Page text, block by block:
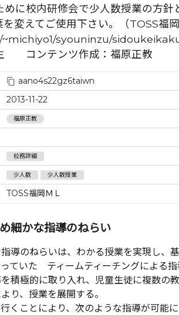
に校内研修会で少人数授業の方
を変えてご使用下さい。（TOSS福
syouninzu/
コンテンツ作成：福原正教
aano4s22gz6taiwn
2013-11-22
福原正教
校務詳細
少人数 少人数授業
TOSS福岡ＭＬ
細かな指導のねらい
導のねらいは、わかる授業を実現し、
ていた ティームティーチングによる
積極的に取り入れ、児童生徒に複数の
り、授業を展開する。
くことにより、次のような指導が可能に